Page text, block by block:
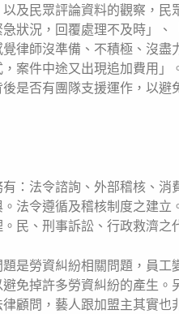
及民眾評論資料的觀察，
狀況，回覆處理不及時」
律師沒準備、不積極、沒
案件中途又出現追加費用
是否有團隊支援運作，以避
：法令諮詢、外部稽核、
法令遵循及稽核制度之建
民、刑事訴訟、行政救濟之
是勞資糾紛相關問題，員
免掉許多勞資糾紛的產生
顧問，藝人跟加盟主其實